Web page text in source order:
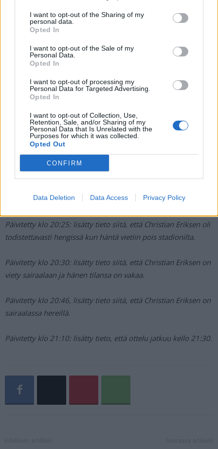
I want to opt-out of the Sharing of my
personal data.
Opted In
I want to opt-out of the Sale of my
Personal Data.
Opted In
I want to opt-out of processing my
Personal Data for Targeted Advertising.
Opted In
I want to opt-out of Collection, Use,
Retention, Sale, and/or Sharing of my
Personal Data that Is Unrelated with the
Purposes for which it was collected.
Opted Out
CONFIRM
Data Deletion Data Access Privacy Policy
Jos twiitti ei näy laitteellasi voit katsoa sen suoraan
Twitteristä.
päätetty, että ottelu jatkuu kello 21:30 Suomen aikaa.
jatkaa ottelua.
— Saku-Pekka Sundelin (@SPSundelin)
Pekka Sundelinin Twitter-tililtä.
Päivitetty klo 20:25: lisätty tieto siitä, että Christian Eriksen oli
todistettavasti hengissä kun häntä vietiin pois stadionilta.
Päivitetty klo 20:30: lisätty tieto siitä, että Christian Eriksen on
viety sairaalaan ja hänen tilansa on vakaa.
Päivitetty klo 20:46, lisätty tieto siitä, että Christian Eriksen on
sairaalassa hereillä.
Päivitetty klo 21:10: lisätty tieto, että ottelu jatkuu kello 21:30.